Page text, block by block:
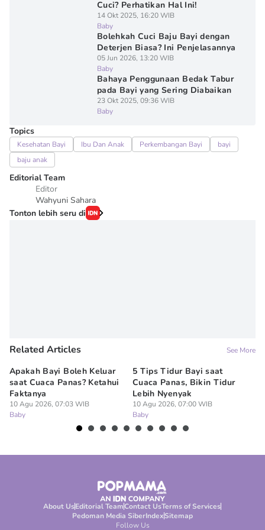
Cuci? Perhatikan Hal Ini!
14 Okt 2025, 16:20 WIB
Baby
Bolehkah Cuci Baju Bayi dengan
Deterjen Biasa? Ini Penjelasannya
05 Jun 2026, 13:20 WIB
Baby
Bahaya Penggunaan Bedak Tabur
pada Bayi yang Sering Diabaikan
23 Okt 2025, 09:36 WIB
Baby
Topics
Kesehatan Bayi Ibu Dan Anak Perkembangan Bayi
bayi
baju anak
Editorial Team
Editor
Wahyuni Sahara
Tonton lebih seru di
Related Articles See More
Apakah Bayi Boleh Keluar
saat Cuaca Panas? Ketahui
Faktanya
10 Agu 2026, 07:03 WIB
Baby
5 Tips Tidur Bayi saat
Cuaca Panas, Bikin Tidur
Lebih Nyenyak
10 Agu 2026, 07:00 WIB
Baby
About UsEditorial TeamContact UsTerms of Services
Pedoman Media SiberIndexSitemap
Follow Us